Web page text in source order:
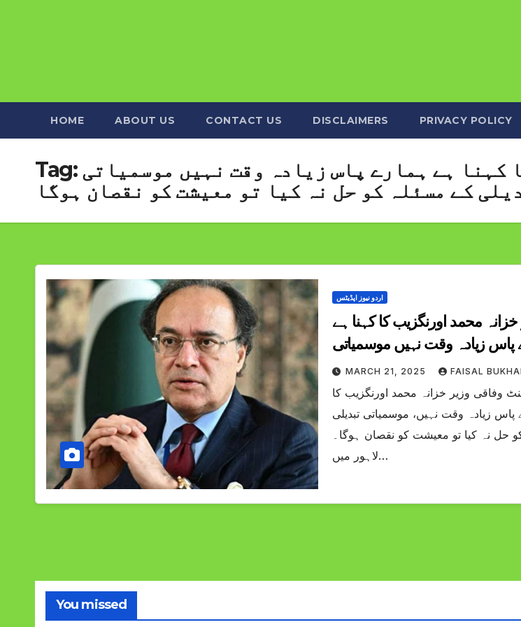
HOME ABOUT US CONTACT US DISCLAIMERS PRIVACY POLICY
Tag:کہنا ہے ہمارے پاس زیادہ وقت نہیں موسمیاتی
کے مسئلہ کو حل نہ کیا تو معیشت کو نقصان ہوگا
اردو نیوز اپڈیٹس
محمد اورنگزیب کا کہنا ہے
پاس زیادہ وقت نہیں موسمیاتی
مسئلہ کو حل نہ کیا تو معیشت کو
نقصان ہوگا
MARCH 21, 2025 FAISAL
وفاقی وزیر خزانہ محمد اورنگزیب کا
پاس زیادہ وقت نہیں، موسمیاتی تبدیلی
حل نہ کیا تو معیشت کو نقصان ہوگا۔
لاہور میں…
You missed